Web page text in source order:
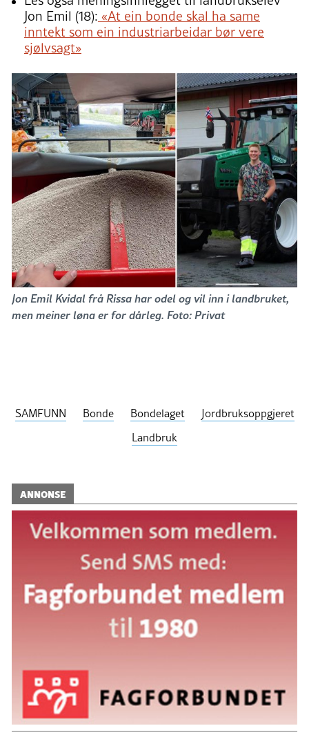
Jon Emil (18): «At ein bonde skal ha same
inntekt som ein industriarbeidar bør vere
sjølvsagt»
Jon Emil Kvidal frå Rissa har odel og vil inn i landbruket,
men meiner løna er for dårleg. Foto: Privat
SAMFUNN Bonde Bondelaget
Jordbruksoppgjeret
Landbruk
ANNONSE